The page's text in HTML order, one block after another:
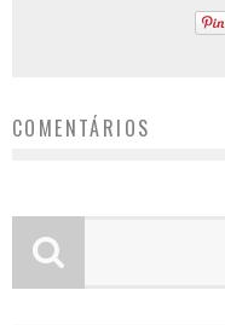
COMENTÁRIOS